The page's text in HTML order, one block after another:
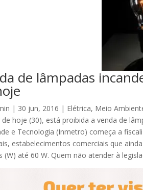
de lâmpadas
| 30 jun, 2016 | Elétrica, Meio
de hoje (30), está proibida a venda de
e Tecnologia (Inmetro) começa a
estabelecimentos comerciais que
(W) até 60 W. Quem não atender à